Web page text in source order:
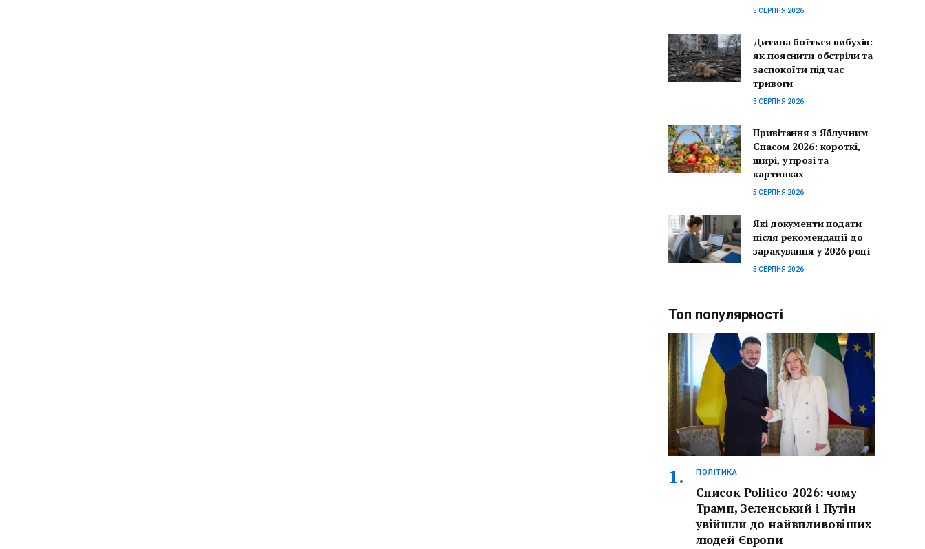
5 СЕРПНЯ 2026
Дитина боїться вибухів:
як пояснити обстріли та
заспокоїти під час
тривоги
5 СЕРПНЯ 2026
Привітання з Яблучним
Спасом 2026: короткі,
щирі, у прозі та
картинках
5 СЕРПНЯ 2026
Які документи подати
після рекомендації до
зарахування у 2026 році
5 СЕРПНЯ 2026
Топ популярності
ПОЛІТИКА
Список Politico-2026: чому
Трамп, Зеленський і Путін
увійшли до найвпливовіших
людей Європи